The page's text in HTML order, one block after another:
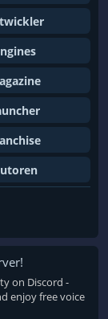
on Discord -
enjoy free voice